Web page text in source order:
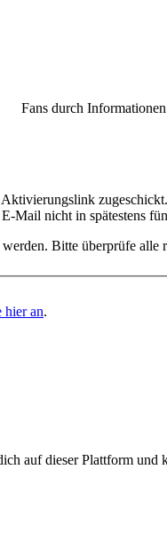
Fans durch
Mail nicht in spätestens
Bitte überprüfe alle
hier an.
auf dieser Plattform